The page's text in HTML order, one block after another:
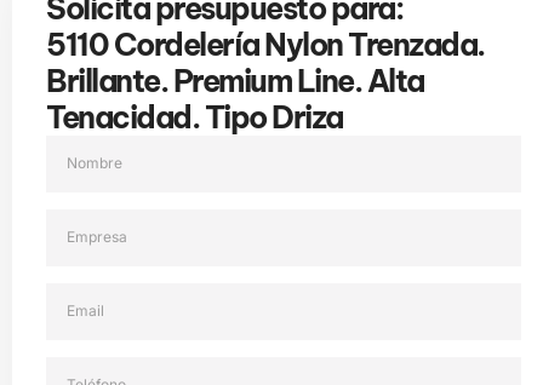
Solicita presupuesto para:
5110 Cordelería Nylon Trenzada.
Brillante. Premium Line. Alta
Tenacidad. Tipo Driza